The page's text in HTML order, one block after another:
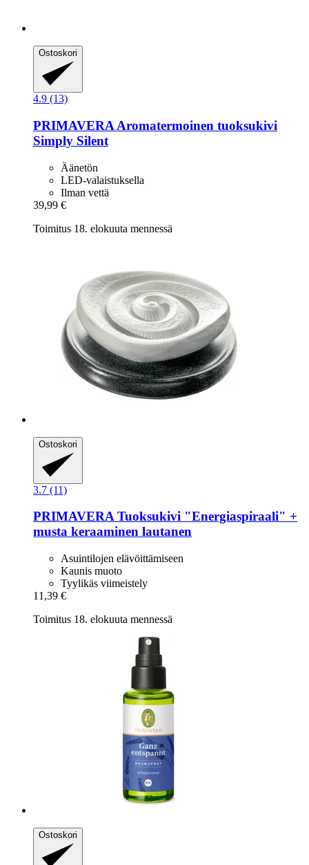
Ostoskori
4.9 (13)
PRIMAVERA Aromatermoinen tuoksukivi
Simply Silent
Äänetön
LED-valaistuksella
Ilman vettä
39,99 €
Toimitus 18. elokuuta mennessä
Ostoskori
3.7 (11)
PRIMAVERATuoksukivi "Energiaspiraali" +
musta keraaminen lautanen
Asuintilojen elävöittämiseen
Kaunis muoto
Tyylikäs viimeistely
11,39 €
Toimitus 18. elokuuta mennessä
Ostoskori